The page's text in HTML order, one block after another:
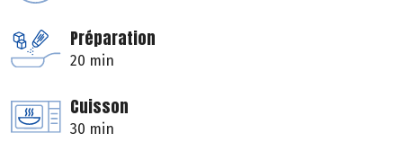
Préparation
20 min
Cuisson
30 min